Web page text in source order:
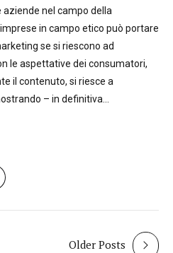
nel campo della
in campo etico può portare
se si riescono ad
le aspettative dei consumatori,
il contenuto, si riesce a
– in definitiva...
Older Posts